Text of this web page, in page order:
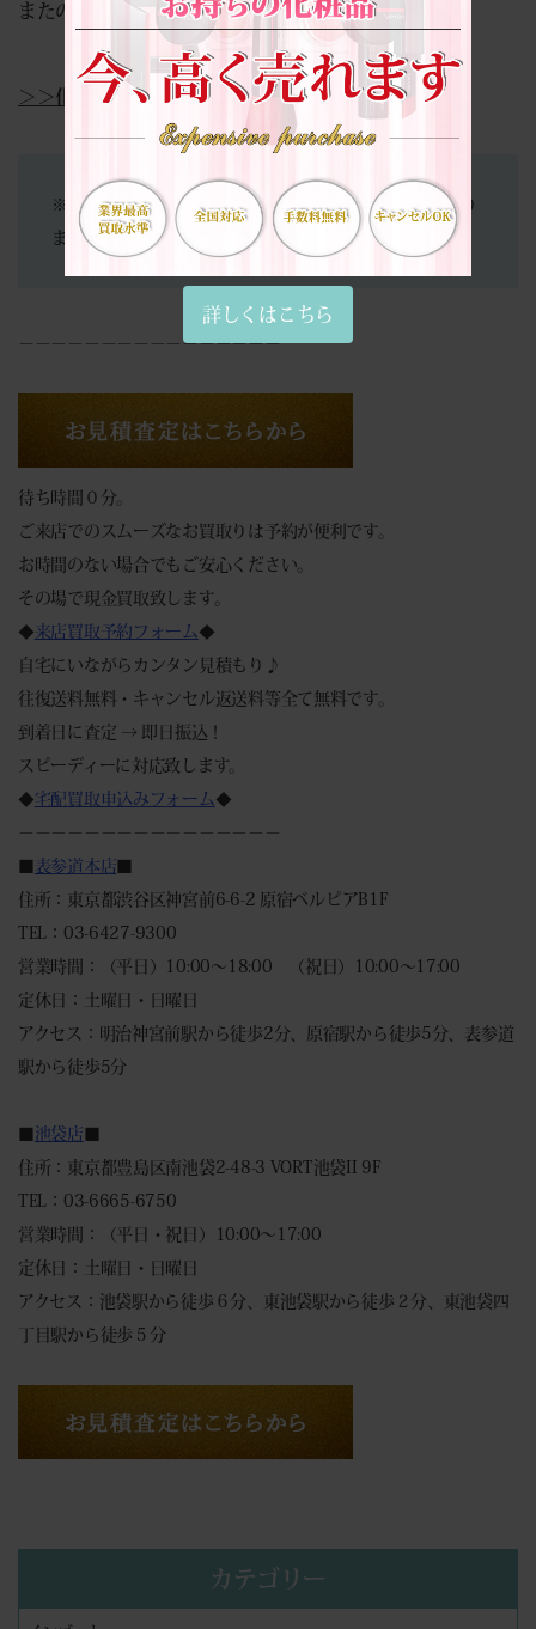
またのご利用を心よりお待ち致しております
＞＞化粧品買取についての詳細はこちら＜＜
※当店は買取専門店となります。商品の販売は行っており
ません。
－－－－－－－－－－－－－－－－
待ち時間０分。
ご来店でのスムーズなお買取りは予約が便利です。
お時間のない場合でもご安心ください。
その場で現金買取致します。
◆ 来店買取予約フォーム ◆
自宅にいながらカンタン見積もり♪
往復送料無料・キャンセル返送料等全て無料です。
到着日に査定 → 即日振込！
スピーディーに対応致します。
◆宅配買取申込みフォーム ◆
－－－－－－－－－－－－－－－－
表参道本店
住所：東京都渋谷区神宮前6-6-2 原宿ベルピアB1F
TEL：03-6427-9300
営業時間：（平日）10:00～18:00 （祝日）10:00～17:00
定休日：土曜日・日曜日
アクセス：明治神宮前駅から徒歩2分、原宿駅から徒歩5分、表参道
駅から徒歩5分
池袋店
住所：東京都豊島区南池袋2-48-3 VORT池袋II 9F
TEL：03-6665-6750
営業時間：（平日・祝日）10:00～17:00
定休日：土曜日・日曜日
アクセス：池袋駅から徒歩６分、東池袋駅から徒歩２分、東池袋四
丁目駅から徒歩５分
カテゴリー
詳しくはこちら